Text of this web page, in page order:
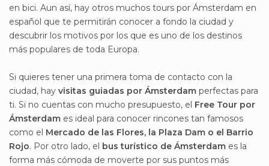
en bici. Aun así, hay otros muchos tours por Ámsterdam en
español que te permitirán conocer a fondo la ciudad y
descubrir los motivos por los que es uno de los destinos
más populares de toda Europa.
Si quieres tener una primera toma de contacto con la
ciudad, hay visitas guiadas por Ámsterdam perfectas para
ti. Si no cuentas con mucho presupuesto, el Free Tour por
Ámsterdam es ideal para conocer rincones tan famosos
como el Mercado de las Flores, la Plaza Dam o el Barrio
Rojo. Por otro lado, el bus turístico de Ámsterdam es la
forma más cómoda de moverte por sus puntos más